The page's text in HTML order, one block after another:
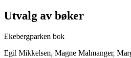
Utvalg av bøker
Ekebergparken bok
Egil Mikkelsen, Magne Malmanger,